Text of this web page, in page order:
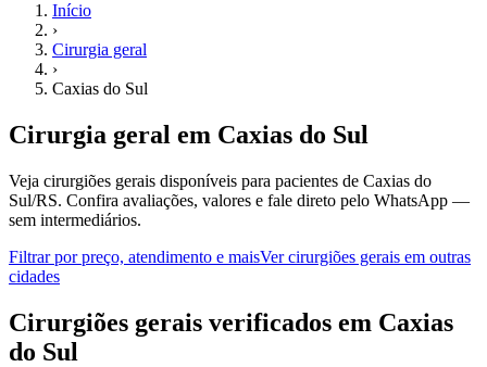
Início
›
Cirurgia geral
›
Caxias do Sul
Cirurgia geral em Caxias do Sul
Veja cirurgiões gerais disponíveis para pacientes de Caxias do
Sul/RS. Confira avaliações, valores e fale direto pelo WhatsApp —
sem intermediários.
Filtrar por preço, atendimento e maisVercirurgiões gerais em outras
cidades
Cirurgiões gerais verificados em Caxias
do Sul